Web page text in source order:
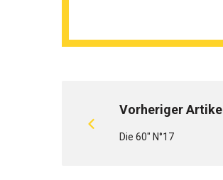
Vorheriger Artikel
Die 60" N°17